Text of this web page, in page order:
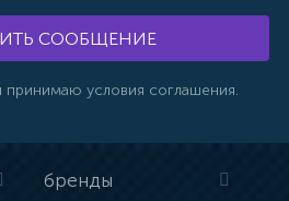
СООБЩЕНИЕ
принимаю условия соглашения.
бренды